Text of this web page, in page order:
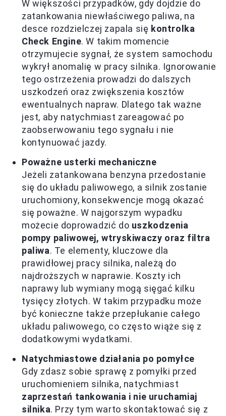
W większości przypadków, gdy dojdzie do
zatankowania niewłaściwego paliwa, na
desce rozdzielczej zapala się kontrolka
Check Engine. W takim momencie
otrzymujecie sygnał, że system samochodu
wykrył anomalię w pracy silnika. Ignorowanie
tego ostrzeżenia prowadzi do dalszych
uszkodzeń oraz zwiększenia kosztów
ewentualnych napraw. Dlatego tak ważne
jest, aby natychmiast zareagować po
zaobserwowaniu tego sygnału i nie
kontynuować jazdy.
Poważne usterki mechaniczne
Jeżeli zatankowana benzyna przedostanie
się do układu paliwowego, a silnik zostanie
uruchomiony, konsekwencje mogą okazać
się poważne. W najgorszym wypadku
możecie doprowadzić do uszkodzenia
pompy paliwowej, wtryskiwaczy oraz filtra
paliwa. Te elementy, kluczowe dla
prawidłowej pracy silnika, należą do
najdroższych w naprawie. Koszty ich
naprawy lub wymiany mogą sięgać kilku
tysięcy złotych. W takim przypadku może
być konieczne także przepłukanie całego
układu paliwowego, co często wiąże się z
dodatkowymi wydatkami.
Natychmiastowe działania po pomyłce
Gdy zdasz sobie sprawę z pomyłki przed
uruchomieniem silnika, natychmiast
zaprzestań tankowania i nie uruchamiaj
silnika. Przy tym warto skontaktować się z